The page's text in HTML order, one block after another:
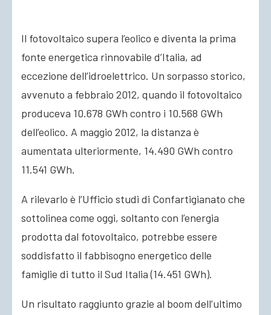
Il fotovoltaico supera l’eolico e diventa la prima
fonte energetica rinnovabile d’Italia, ad
eccezione dell’idroelettrico. Un sorpasso storico,
avvenuto a febbraio 2012, quando il fotovoltaico
produceva 10.678 GWh contro i 10.568 GWh
dell’eolico. A maggio 2012, la distanza è
aumentata ulteriormente, 14.490 GWh contro
11.541 GWh.
A rilevarlo è l’Ufficio studi di Confartigianato che
sottolinea come oggi, soltanto con l’energia
prodotta dal fotovoltaico, potrebbe essere
soddisfatto il fabbisogno energetico delle
famiglie di tutto il Sud Italia (14.451 GWh).
Un risultato raggiunto grazie al boom dell’ultimo